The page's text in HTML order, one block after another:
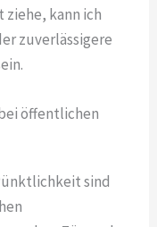
kann ich
zuverlässigere
öffentlichen
sind